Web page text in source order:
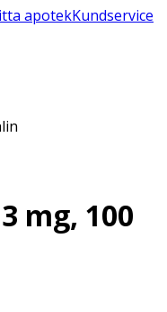
apotekKundservice
mg, 100